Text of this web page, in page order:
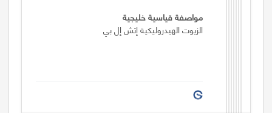
مواصفة قياسية خليجية
الزيوت الهيدروليكية إتش إل بي